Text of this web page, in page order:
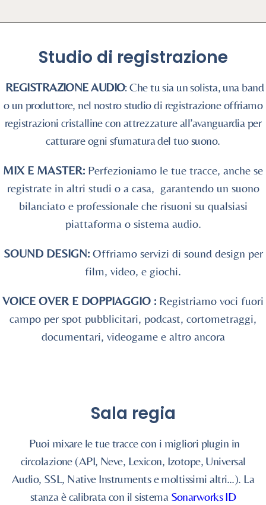
Studio di registrazione
REGISTRAZIONE AUDIO: Che tu sia un solista, una band
o un produttore, nel nostro studio di registrazione offriamo
registrazioni cristalline con attrezzature all’avanguardia per
catturare ogni sfumatura del tuo suono.
MIX E MASTER: Perfezioniamo le tue tracce, anche se
registrate in altri studi o a casa, garantendo un suono
bilanciato e professionale che risuoni su qualsiasi
piattaforma o sistema audio.
SOUND DESIGN: Offriamo servizi di sound design per
film, video, e giochi.
VOICE OVER E DOPPIAGGIO : Registriamo voci fuori
campo per spot pubblicitari, podcast, cortometraggi,
documentari, videogame e altro ancora
Sala regia
Puoi mixare le tue tracce con i migliori plugin in
circolazione (API, Neve, Lexicon, Izotope, Universal
Audio, SSL, Native Instruments e moltissimi altri…). La
stanza è calibrata con il sistema Sonarworks ID